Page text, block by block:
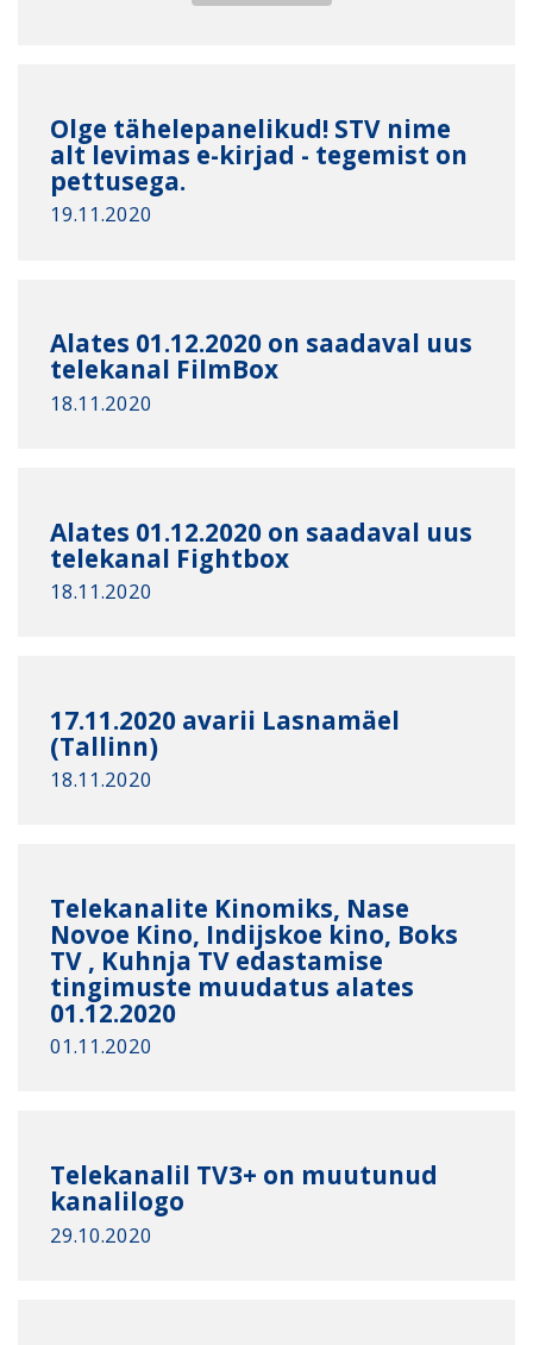
Olge tähelepanelikud! STV nime
alt levimas e-kirjad - tegemist on
pettusega.
19.11.2020
Alates 01.12.2020 on saadaval uus
telekanal FilmBox
18.11.2020
Alates 01.12.2020 on saadaval uus
telekanal Fightbox
18.11.2020
17.11.2020 avarii Lasnamäel
(Tallinn)
18.11.2020
Telekanalite Kinomiks, Nase
Novoe Kino, Indijskoe kino, Boks
TV , Kuhnja TV edastamise
tingimuste muudatus alates
01.12.2020
01.11.2020
Telekanalil TV3+ on muutunud
kanalilogo
29.10.2020